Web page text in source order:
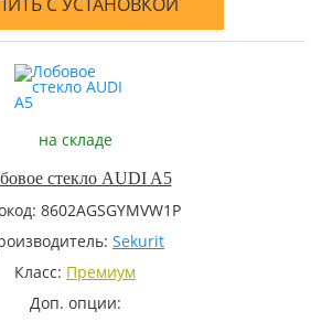
на складе
стекло AUDI A5
8602AGSGYMVW1P
Sekurit
Класс: Премиум
Доп. опции: